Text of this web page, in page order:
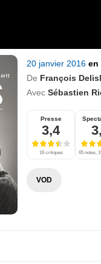
20 janvier 2016 en
De François
Avec Sébastien
Presse
3,4
16 critiques 65 notes,
VOD